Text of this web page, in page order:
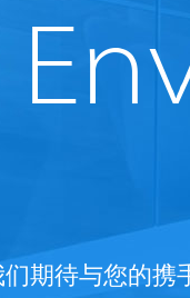
们期待与您的携